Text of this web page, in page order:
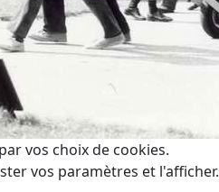
vos choix de cookies.
vos paramètres et l'afficher.